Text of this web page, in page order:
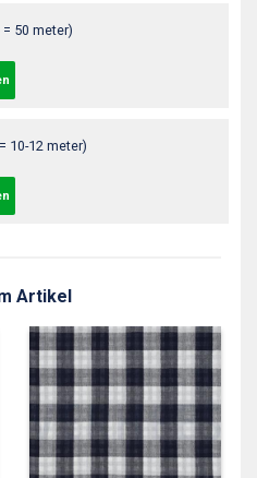
50 meter)
10-12 meter)
Artikel